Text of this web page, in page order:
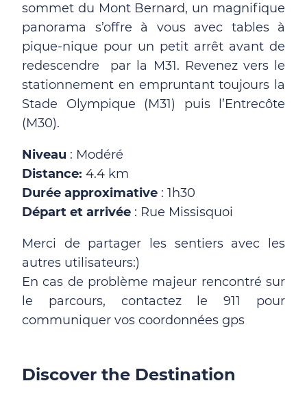
sommet du Mont Bernard, un magnifique
panorama s’offre à vous avec tables à
pique-nique pour un petit arrêt avant de
redescendre par la M31. Revenez vers le
stationnement en empruntant toujours la
Stade Olympique (M31) puis l’Entrecôte
(M30).
Niveau : Modéré
Distance: 4.4 km
Durée approximative : 1h30
Départ et arrivée : Rue Missisquoi
Merci de partager les sentiers avec les
autres utilisateurs:)
En cas de problème majeur rencontré sur
le parcours, contactez le 911 pour
communiquer vos coordonnées gps
Discover the Destination